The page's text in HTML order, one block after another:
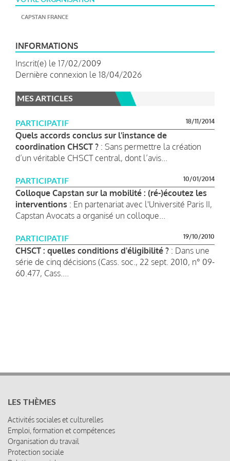
CAPSTAN FRANCE
INFORMATIONS
Inscrit(e) le 17/02/2009
Dernière connexion le 18/04/2026
MES ARTICLES
PARTICIPATIF 18/11/2014
Quels accords conclus sur l'instance de
coordination CHSCT ? : Sans permettre la création
d’un véritable CHSCT central, dont l’avis...
PARTICIPATIF 10/01/2014
Colloque Capstan sur la mobilité : (ré-)écoutez les
interventions : En partenariat avec l'Université Paris II,
Capstan Avocats a organisé un colloque...
PARTICIPATIF 19/10/2010
CHSCT : quelles conditions d'éligibilité ? : Dans une
série de cinq décisions (Cass. soc., 22 sept. 2010, n° 09-
60.477, Cass....
LES THÈMES
Activités sociales et culturelles
Emploi, formation et compétences
Organisation du travail
Protection sociale